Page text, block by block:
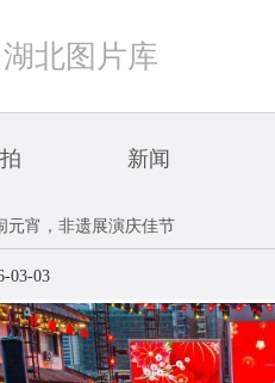
湖北图片库
新闻
元宵，非遗展演庆佳节
03-03